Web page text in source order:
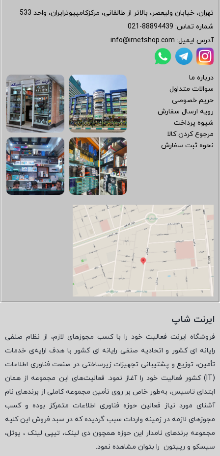
تهران، خیابان ولیعصر، بالاتر از طالقانی، مرکزکامپیوترایران، واحد 533
شماره تماس: 021-88894439
آدرس ایمیل: info@irnetshop.com
درباره ما
سوالات متداول
حریم خصوصی
رویه ارسال سفارش
شیوه پرداخت
مرجوع کردن کالا
نحوه ثبت سفارش
ایرنت شاپ
فروشگاه ایرنت فعالیت خود را با کسب مجوزهای لازم، از نظام صنفی
رایانه ای کشور و اتحادیه صنفی رایانه ای کشور با هدف ارایه‌ی خدمات
تأمین، توزیع و پشتیبانی تجهیزات زیرساختی در صنعت فناوری اطلاعات
(
IT) کشور فعالیت خود را آغاز نمود. فعالیت‌های این مجموعه از همان
ابتدای تاسیس، به‌طور خاص بر روی تأمین مجموعه کاملی از برندهای نام
آشنای مورد نیاز فعالین حوزه فناوری اطلاعات متمرکز بوده و کسب
مجوزهای لازمه در زمینه واردات سبب گردیده که در سبد فروش این کلیه
مجموعه برندهای نامدار این حوزه همچون دی لینک، تیپی لینک ، یوتل،
سیسکو و رپیتون را بتوان مشاهده نمود.